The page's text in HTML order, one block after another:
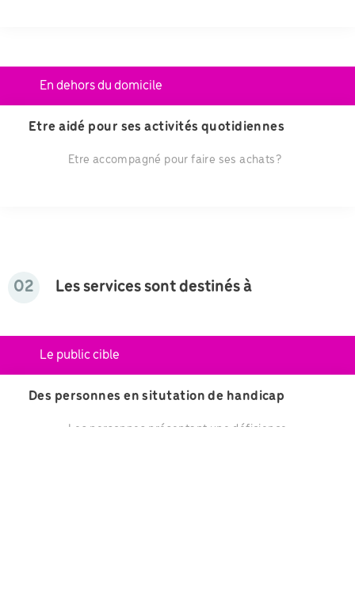
En dehors du domicile
Etre aidé pour ses activités quotidiennes
Etre accompagné pour faire ses achats?
02 Les services sont destinés à
Le public cible
Des personnes en situtation de handicap
Les personnes présentant une déficience